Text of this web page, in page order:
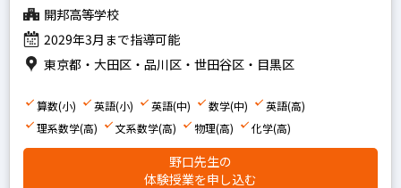
SAPIX
日能研
四谷大塚
浜学園
開邦高等学校
2029年3月まで指導可能
東京都・大田区・品川区・世田谷区・目黒区
算数(小) 英語(小) 英語(中) 数学(中)
英語(高)
理系数学(高)
文系数学(高) 物理(高) 化学(高)
野口先生の
体験授業を申し込む